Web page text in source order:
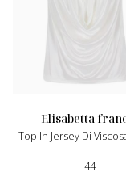
elisabetta
Top In Jersey Di
44